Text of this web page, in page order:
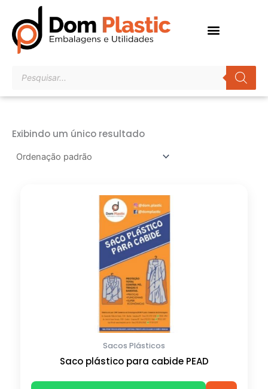
para
conteúdo
produtos
Exibindo um único resultado
Sacos Plásticos
Saco plástico para cabide PEAD